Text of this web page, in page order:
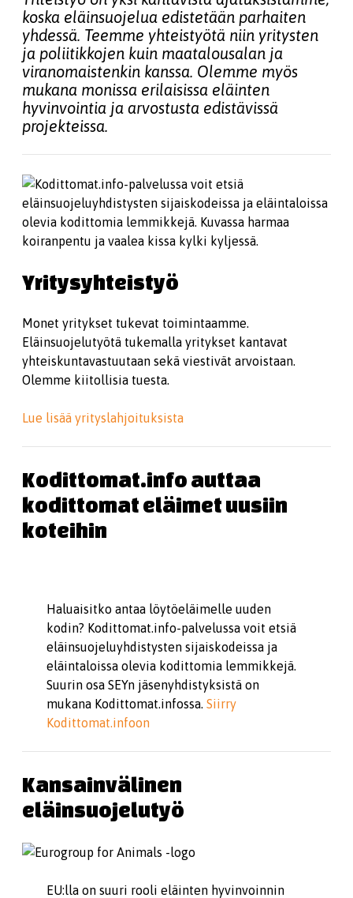
koska eläinsuojelua edistetään parhaiten
yhdessä. Teemme yhteistyötä niin yritysten
ja poliitikkojen kuin maatalousalan ja
viranomaistenkin kanssa. Olemme myös
mukana monissa erilaisissa eläinten
hyvinvointia ja arvostusta edistävissä
projekteissa.
Yritysyhteistyö
Monet yritykset tukevat toimintaamme.
Eläinsuojelutyötä tukemalla yritykset kantavat
yhteiskuntavastuutaan sekä viestivät arvoistaan.
Olemme kiitollisia tuesta.
Lue lisää yrityslahjoituksista
Kodittomat.info auttaa
kodittomat eläimet uusiin
koteihin
Haluaisitko antaa löytöeläimelle uuden
kodin? Kodittomat.info-palvelussa voit etsiä
eläinsuojeluyhdistysten sijaiskodeissa ja
eläintaloissa olevia kodittomia lemmikkejä.
Suurin osa SEYn jäsenyhdistyksistä on
mukana Kodittomat.infossa.Siirry
Kodittomat.infoon
Kansainvälinen
eläinsuojelutyö
EU:lla on suuri rooli eläinten hyvinvoinnin